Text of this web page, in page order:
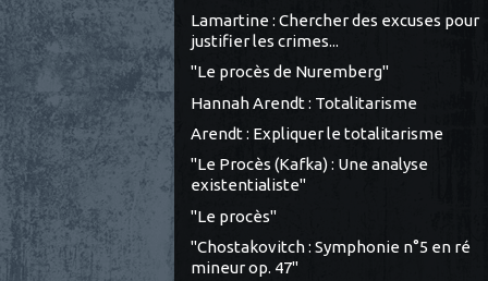
Lamartine : Chercher des excuses pour
justifier les crimes...
"Le procès de Nuremberg"
Hannah Arendt : Totalitarisme
Arendt : Expliquer le totalitarisme
"Le Procès (Kafka) : Une analyse
existentialiste"
"Le procès"
"Chostakovitch : Symphonie n°5 en ré
mineur op. 47"